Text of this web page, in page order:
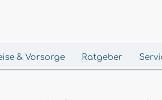
& Vorsorge Ratgeber